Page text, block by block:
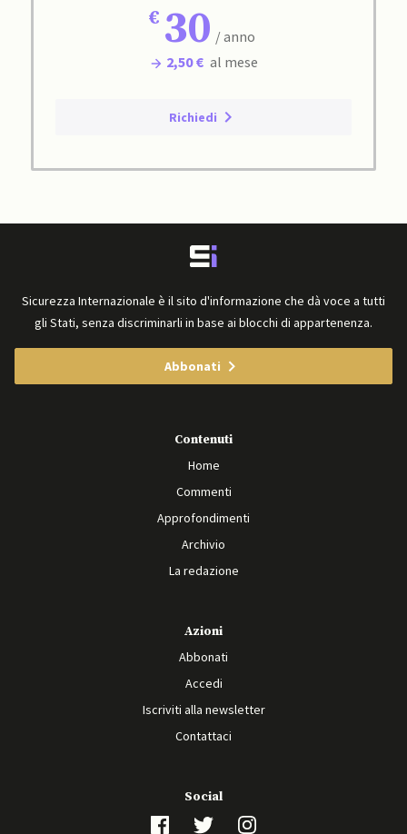
30 / anno
2,50 € al mese
Richiedi
Sicurezza Internazionale è il sito d'informazione che dà voce a tutti
gli Stati, senza discriminarli in base ai blocchi di appartenenza.
Abbonati
Contenuti
Home
Commenti
Approfondimenti
Archivio
La redazione
Azioni
Abbonati
Accedi
Iscriviti alla newsletter
Contattaci
Social